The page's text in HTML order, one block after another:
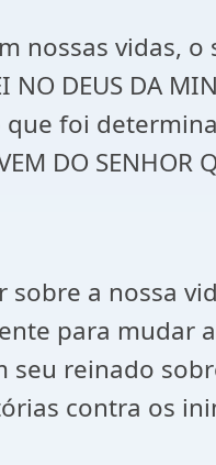
nossas vidas,
NO DEUS DA
foi
DO SENHOR
sobre a nossa
para
seu reinado
contra os